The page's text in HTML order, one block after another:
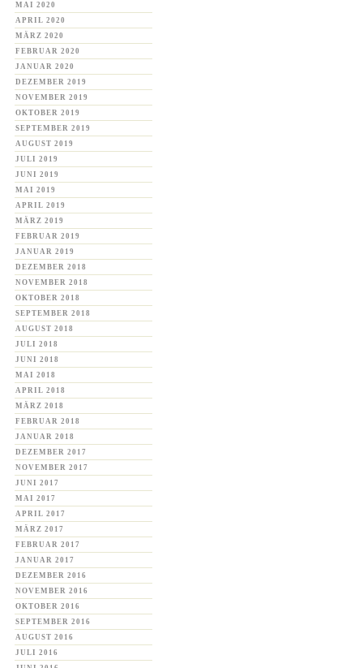
MAI 2020
APRIL 2020
MÄRZ 2020
FEBRUAR 2020
JANUAR 2020
DEZEMBER 2019
NOVEMBER 2019
OKTOBER 2019
SEPTEMBER 2019
AUGUST 2019
JULI 2019
JUNI 2019
MAI 2019
APRIL 2019
MÄRZ 2019
FEBRUAR 2019
JANUAR 2019
DEZEMBER 2018
NOVEMBER 2018
OKTOBER 2018
SEPTEMBER 2018
AUGUST 2018
JULI 2018
JUNI 2018
MAI 2018
APRIL 2018
MÄRZ 2018
FEBRUAR 2018
JANUAR 2018
DEZEMBER 2017
NOVEMBER 2017
JUNI 2017
MAI 2017
APRIL 2017
MÄRZ 2017
FEBRUAR 2017
JANUAR 2017
DEZEMBER 2016
NOVEMBER 2016
OKTOBER 2016
SEPTEMBER 2016
AUGUST 2016
JULI 2016